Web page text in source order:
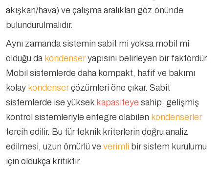
akışkan/hava) ve çalışma aralıkları göz önünde
bulundurulmalıdır.
Aynı zamanda sistemin sabit mi yoksa mobil mi
olduğu da kondenseryapısını belirleyen bir faktördür.
Mobil sistemlerde daha kompakt, hafif ve bakımı
kolay kondenserçözümleri öne çıkar. Sabit
sistemlerde ise yüksek kapasiteye sahip, gelişmiş
kontrol sistemleriyle entegre olabilen kondenserler
tercih edilir. Bu tür teknik kriterlerin doğru analiz
edilmesi, uzun ömürlü ve verimli bir sistem kurulumu
için oldukça kritiktir.